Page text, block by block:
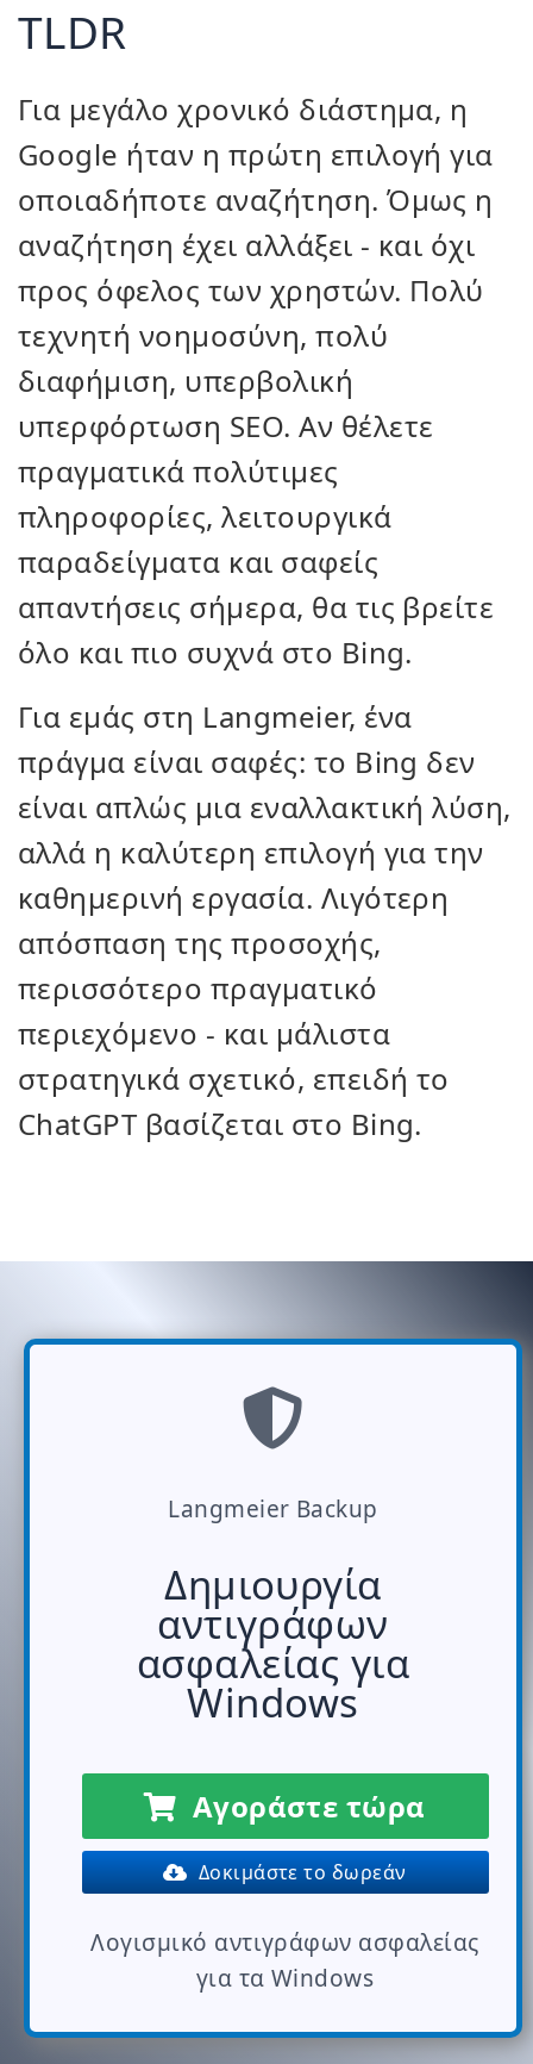
TLDR
Για μεγάλο χρονικό διάστημα, η
Google ήταν η πρώτη επιλογή για
οποιαδήποτε αναζήτηση. Όμως η
αναζήτηση έχει αλλάξει - και όχι
προς όφελος των χρηστών. Πολύ
τεχνητή νοημοσύνη, πολύ
διαφήμιση, υπερβολική
υπερφόρτωση SEO. Αν θέλετε
πραγματικά πολύτιμες
πληροφορίες, λειτουργικά
παραδείγματα και σαφείς
απαντήσεις σήμερα, θα τις βρείτε
όλο και πιο συχνά στο Bing.
Για εμάς στη Langmeier, ένα
πράγμα είναι σαφές: το Bing δεν
είναι απλώς μια εναλλακτική λύση,
αλλά η καλύτερη επιλογή για την
καθημερινή εργασία. Λιγότερη
απόσπαση της προσοχής,
περισσότερο πραγματικό
περιεχόμενο - και μάλιστα
στρατηγικά σχετικό, επειδή το
ChatGPT βασίζεται στο Bing.
Langmeier Backup
Δημιουργία
αντιγράφων
ασφαλείας για
Windows
Αγοράστε τώρα
Δοκιμάστε το δωρεάν
Λογισμικό αντιγράφων ασφαλείας
για τα Windows